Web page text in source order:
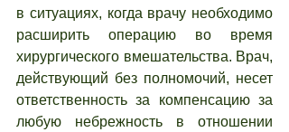
в ситуациях, когда врачу необходимо
расширить операцию во время
хирургического вмешательства. Врач,
действующий без полномочий, несет
ответственность за компенсацию за
любую небрежность в отношении